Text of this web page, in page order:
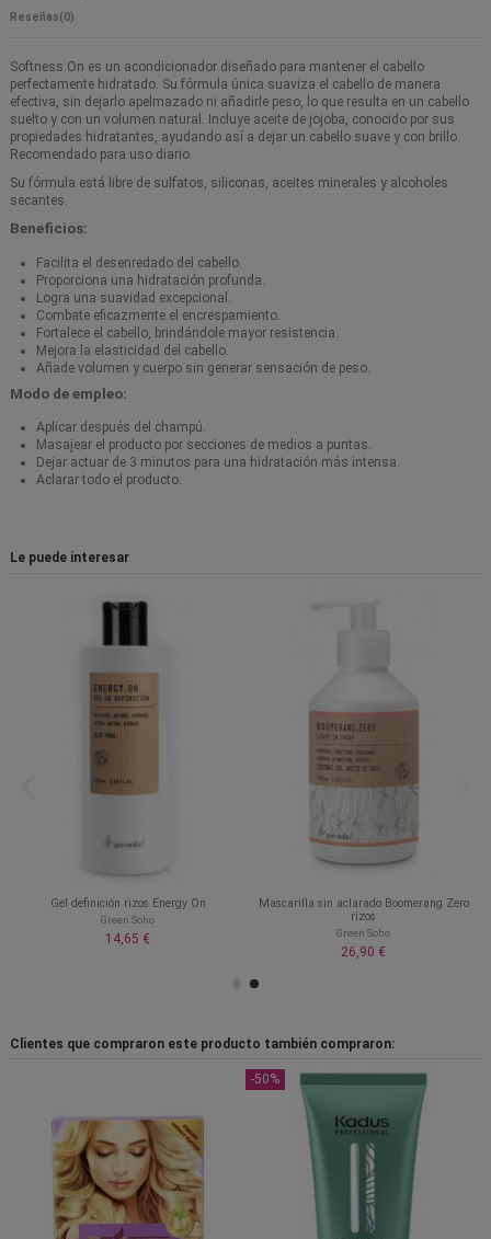
Reseñas(0)
Softness.On es un acondicionador diseñado para mantener el cabello
perfectamente hidratado. Su fórmula única suaviza el cabello de manera
efectiva, sin dejarlo apelmazado ni añadirle peso, lo que resulta en un cabello
suelto y con un volumen natural. Incluye aceite de jojoba, conocido por sus
propiedades hidratantes, ayudando así a dejar un cabello suave y con brillo.
Recomendado para uso diario.
Su fórmula está libre de sulfatos, siliconas, aceites minerales y alcoholes
secantes.
Beneficios:
Facilita el desenredado del cabello.
Proporciona una hidratación profunda.
Logra una suavidad excepcional.
Combate eficazmente el encrespamiento.
Fortalece el cabello, brindándole mayor resistencia.
Mejora la elasticidad del cabello.
Añade volumen y cuerpo sin generar sensación de peso.
Modo de empleo:
Aplicar después del champú.
Masajear el producto por secciones de medios a puntas.
Dejar actuar de 3 minutos para una hidratación más intensa.
Aclarar todo el producto.
Le puede interesar
Gel definición rizos Energy On
Green Soho
14,65 €
Mascarilla sin aclarado Boomerang Zero
rizos
Green Soho
26,90 €
Clientes que compraron este producto también compraron:
-50%